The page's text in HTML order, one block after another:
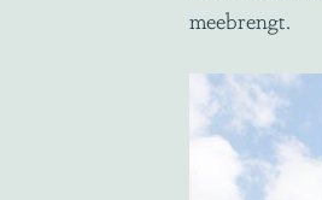
meebrengt.